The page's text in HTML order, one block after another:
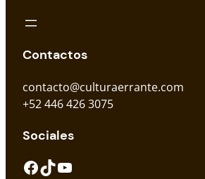
Contactos
contacto@culturaerrante.com
+52 446 426 3075
Sociales
Facebook TikTok YouTube